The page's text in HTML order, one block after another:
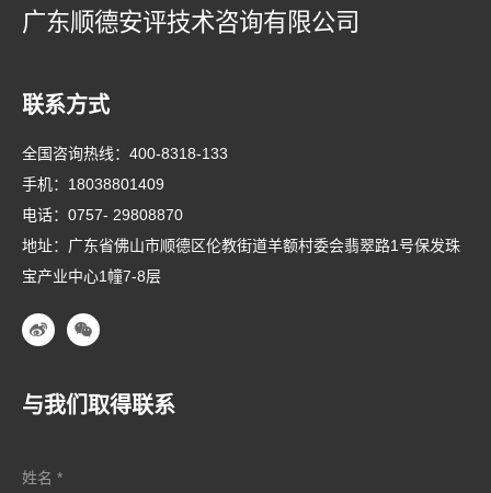
广东顺德安评技术咨询有限公司
联系方式
全国咨询热线： 400-8318-133
手机： 18038801409
电话： 0757- 29808870
地址：广东省佛山市顺德区伦教街道羊额村委会翡翠路1号保发珠
宝产业中心1幢7-8层
与我们取得联系